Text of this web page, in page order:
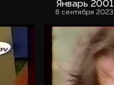
Январь 2001
8 сентября